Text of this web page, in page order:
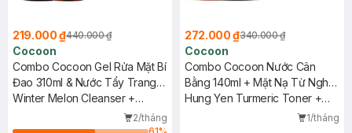
219.000 ₫440.000 ₫
Cocoon
Combo Cocoon Gel Rửa Mặt Bí
Đao 310ml & Nước Tẩy Trang
Bí Đao 140ml
Winter Melon Cleanser +
2/tháng
272.000 ₫340.000 ₫
Cocoon
Combo Cocoon Nước Cân
Bằng 140ml + Mặt Nạ Từ Nghệ
Hưng Yên 30ml
Hung Yen Turmeric Toner +
Hung Yen Turmeric Face Mask
1/tháng